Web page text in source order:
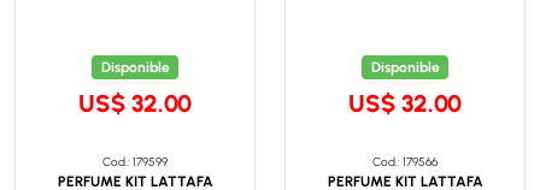
Disponible
US$ 32.00
Cod.: 179599
PERFUME KIT LATTAFA
Disponible
US$ 32.00
Cod.: 179566
PERFUME KIT LATTAFA